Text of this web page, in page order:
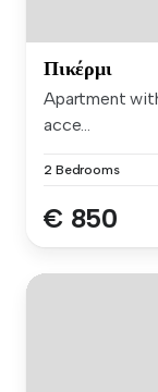
Πικέρμι
Apartment
acce...
2 Bedrooms
€ 850